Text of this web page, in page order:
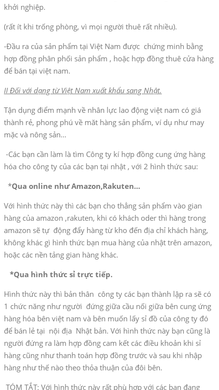
khởi nghiệp.
(rất ít khi trống phòng, vì mọi người thuê rất nhiều).
-Đầu ra của sản phẩm tại Việt Nam được chứng minh bằng
hợp đồng phân phối sản phẩm , hoặc hợp đồng thuê cửa hàng
để bán tại việt nam.
II Đối với dạng từ Việt Nam xuất khẩu sang Nhật.
Tận dụng điểm mạnh về nhân lực lao động việt nam có giá
thành rẻ, phong phú về măt hàng sản phẩm, ví dụ như may
mặc và nông sản…
-Các bạn cần làm là tìm Công ty kí hợp đồng cung ứng hàng
hóa cho công ty của các bạn tại nhật , với 2 hình thức sau:
*Qua online như Amazon,Rakuten…
Với hình thức này thì các bạn cho thẳng sản phẩm vào gian
hàng của amazon ,rakuten, khi có khách oder thì hàng trong
amazon sẽ tự động đẩy hàng từ kho đến địa chỉ khách hàng,
không khác gì hình thức bạn mua hàng của nhật trên amazon,
hoặc các nền tảng gian hàng khác.
*Qua hình thức sỉ trực tiếp.
Hình thức này thì bản thân công ty các bạn thành lập ra sẽ có
1 chức năng như người đứng giữa cầu nối giữa bên cung ứng
hàng hóa bên việt nam và bên muốn lấy sỉ đồ của công ty đó
để bán lẻ tại nội địa Nhật bản. Với hình thức này bạn cũng là
người đứng ra làm hợp đồng cam kết các điều khoản khi sỉ
hàng cũng như thanh toán hợp đồng trước và sau khi nhập
hàng như thế nào theo thỏa thuận của đôi bên.
TÓM TẮT: Với hình thức này rất phù hợp với các bạn đang